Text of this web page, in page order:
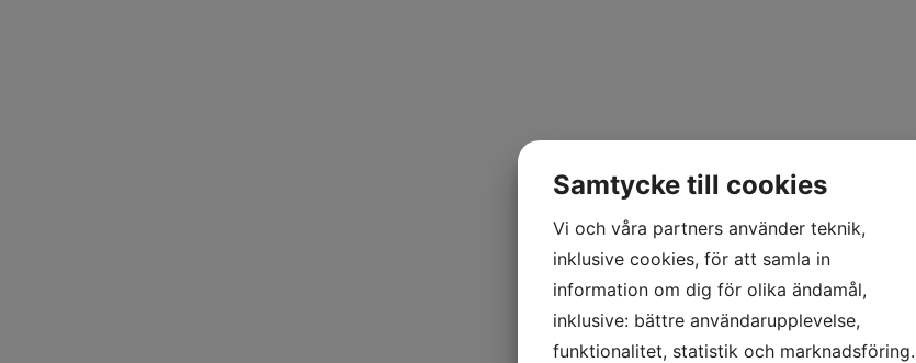
Samtycke till cookies
Vi och våra partners använder teknik,
inklusive cookies, för att samla in
information om dig för olika ändamål,
inklusive: bättre användarupplevelse,
funktionalitet, statistik och marknadsföring.